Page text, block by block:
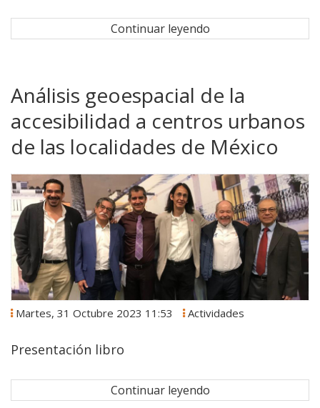
Continuar leyendo
Análisis geoespacial de la
accesibilidad a centros urbanos
de las localidades de México
Martes, 31 Octubre 2023 11:53 Actividades
Presentación libro
Continuar leyendo